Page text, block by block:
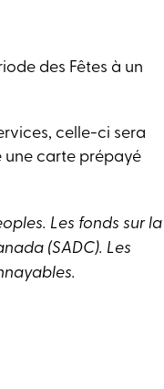
des Fêtes à un
celle-ci sera
une carte prépayé
Les fonds sur la
(SADC). Les